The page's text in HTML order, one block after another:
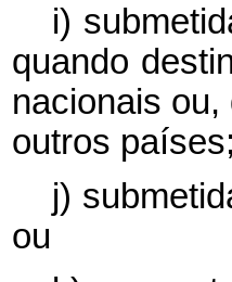
i)
quando
nacionais
outros países;
j)
ou